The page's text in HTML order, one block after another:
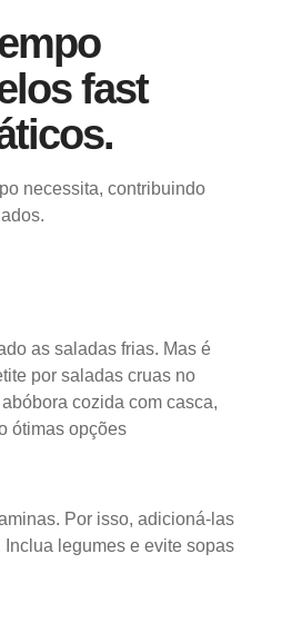
fast
necessita, contribuindo
as saladas frias. Mas é
por saladas cruas no
cozida com casca,
ótimas opções
Por isso, adicioná-las
legumes e evite sopas